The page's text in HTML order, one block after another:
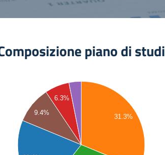
piano di studi
31.3%
6.3%
9.4%